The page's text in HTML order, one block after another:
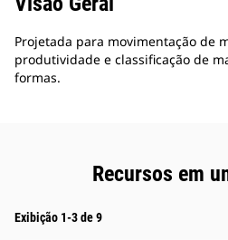
Projetada para movimentação de
produtividade e classificação de
formas.
Recursos em
Exibição 1-3 de 9